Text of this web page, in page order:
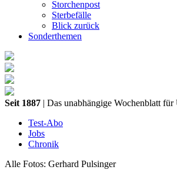
Storchenpost
Sterbefälle
Blick zurück
Sonderthemen
Seit 1887 | Das unabhängige Wochenblatt für
Test-Abo
Jobs
Chronik
Alle Fotos: Gerhard Pulsinger